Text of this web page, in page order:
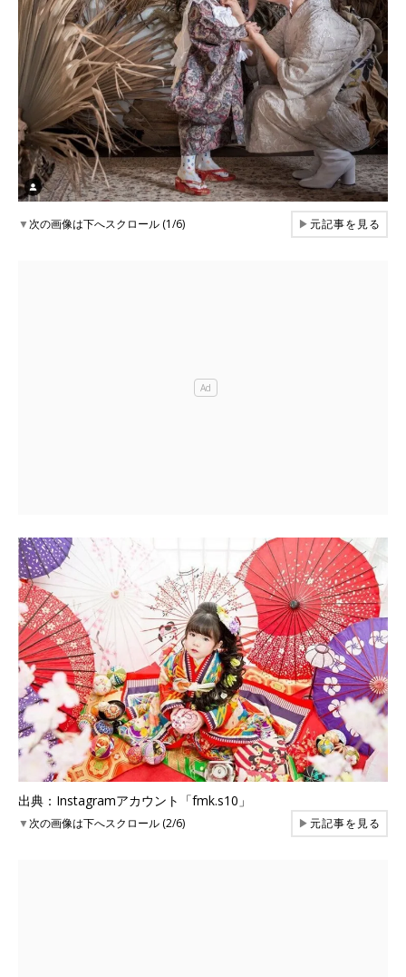
▼次の画像は下へスクロール (1/6) ▶元記事を見る
出典：Instagramアカウント「fmk.s10」
▼次の画像は下へスクロール (2/6) ▶元記事を見る